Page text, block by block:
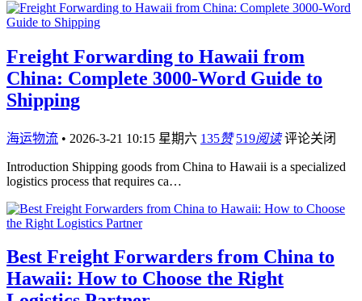
Freight Forwarding to Hawaii from
China: Complete 3000-Word Guide to
Shipping
海运物流 • 2026-3-21 10:15 星期六 135赞 519阅读 评论关闭
Introduction Shipping goods from China to Hawaii is a specialized
logistics process that requires ca…
Best Freight Forwarders from China to
Hawaii: How to Choose the Right